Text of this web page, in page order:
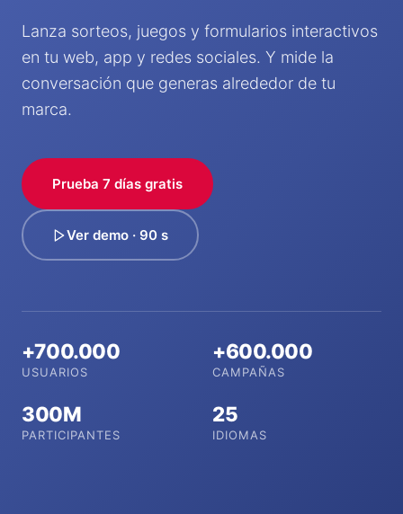
Lanza sorteos, juegos y formularios interactivos
en tu web, app y redes sociales. Y mide la
conversación que generas alrededor de tu
marca.
Prueba 7 días gratis
Ver demo · 90 s
+700.000
USUARIOS
+600.000
CAMPAÑAS
300M
PARTICIPANTES
25
IDIOMAS